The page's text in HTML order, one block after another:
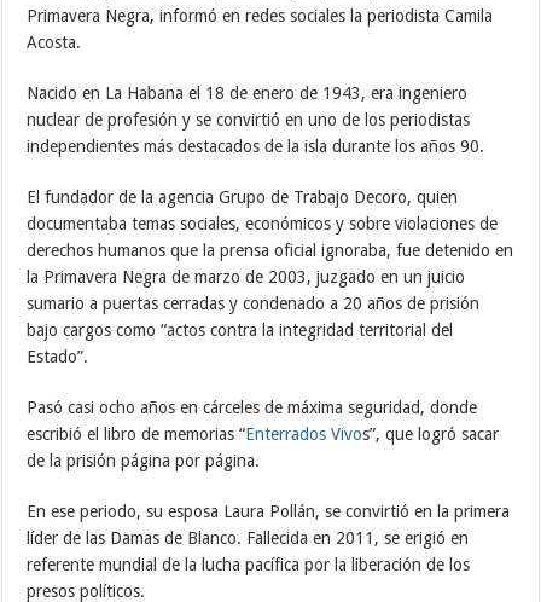
Primavera Negra, informó en redes sociales la periodista Camila
Acosta.
Nacido en La Habana el 18 de enero de 1943, era ingeniero
nuclear de profesión y se convirtió en uno de los periodistas
independientes más destacados de la isla durante los años 90.
El fundador de la agencia Grupo de Trabajo Decoro, quien
documentaba temas sociales, económicos y sobre violaciones de
derechos humanos que la prensa oficial ignoraba, fue detenido en
la Primavera Negra de marzo de 2003, juzgado en un juicio
sumario a puertas cerradas y condenado a 20 años de prisión
bajo cargos como “actos contra la integridad territorial del
Estado”.
Pasó casi ocho años en cárceles de máxima seguridad, donde
escribió el libro de memorias “Enterrados Vivos”, que logró sacar
de la prisión página por página.
En ese periodo, su esposa Laura Pollán, se convirtió en la primera
líder de las Damas de Blanco. Fallecida en 2011, se erigió en
referente mundial de la lucha pacífica por la liberación de los
presos políticos.